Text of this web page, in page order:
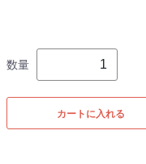
数量
カートに入れる